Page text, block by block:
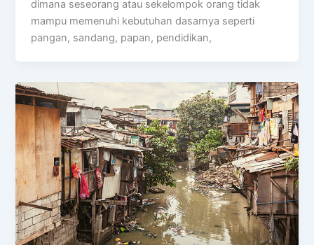
dimana seseorang atau sekelompok orang tidak
mampu memenuhi kebutuhan dasarnya seperti
pangan, sandang, papan, pendidikan,